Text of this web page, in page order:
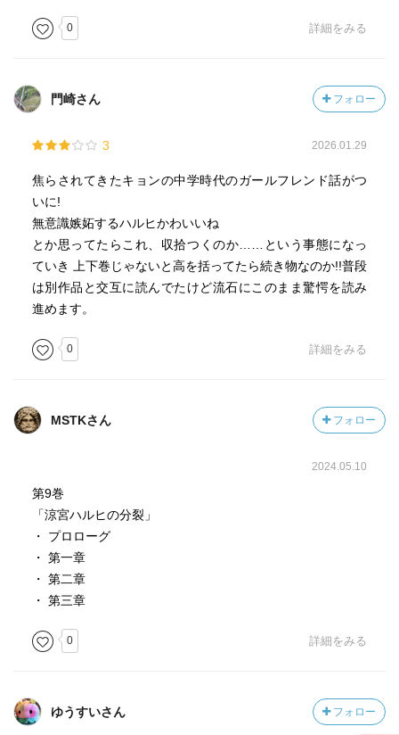
0 詳細をみる
門崎さん フォロー
3 2026.01.29
焦らされてきたキョンの中学時代のガールフレンド話がつ
いに!
無意識嫉妬するハルヒかわいいね
とか思ってたらこれ、収拾つくのか……という事態になっ
ていき 上下巻じゃないと高を括ってたら続き物なのか!!普段
は別作品と交互に読んでたけど流石にこのまま驚愕を読み
進めます。
0 詳細をみる
MSTKさん フォロー
2024.05.10
第9巻
「涼宮ハルヒの分裂」
・ プロローグ
・ 第一章
・ 第二章
・ 第三章
0 詳細をみる
ゆうすいさん フォロー